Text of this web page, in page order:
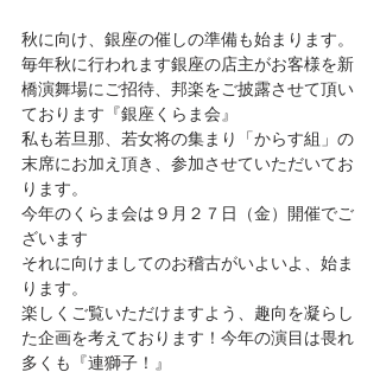
秋に向け、銀座の催しの準備も始まります。
毎年秋に行われます銀座の店主がお客様を新
橋演舞場にご招待、邦楽をご披露させて頂い
ております『銀座くらま会』
私も若旦那、若女将の集まり「からす組」の
末席にお加え頂き、参加させていただいてお
ります。
今年のくらま会は９月２７日（金）開催でご
ざいます
それに向けましてのお稽古がいよいよ、始ま
ります。
楽しくご覧いただけますよう、趣向を凝らし
た企画を考えております！今年の演目は畏れ
多くも『連獅子！』